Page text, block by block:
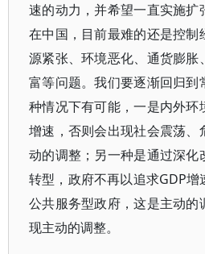
速的动力，并希望一直实施扩
在中国，目前最难的还是控制
源紧张、环境恶化、通货膨胀
富等问题。我们要逐渐回归到
种情况下有可能，一是内外环
增速，否则会出现社会震荡、
动的调整；另一种是通过深化
转型，政府不再以追求GDP
公共服务型政府，这是主动的
现主动的调整。